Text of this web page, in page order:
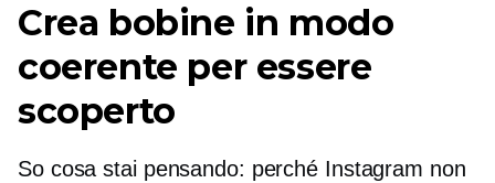
Crea bobine in modo
coerente per essere
scoperto
So cosa stai pensando: perché Instagram non